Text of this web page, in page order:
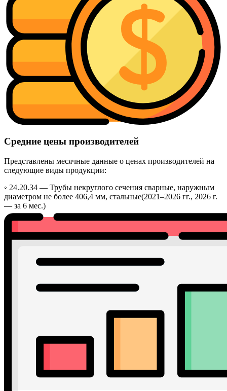
Средние цены производителей
Представлены месячные данные о ценах производителей на
следующие виды продукции:
◦ 24.20.34 — Трубы некруглого сечения сварные, наружным
диаметром не более 406,4 мм, стальные(2021–2026 гг., 2026 г.
— за 6 мес.)